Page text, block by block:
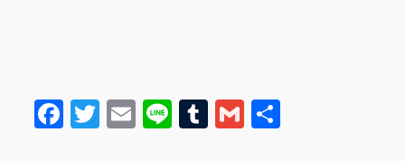
F
T
E
Li T
G